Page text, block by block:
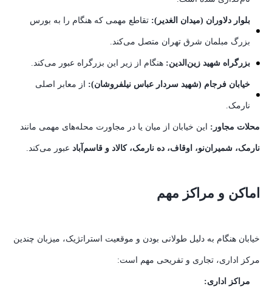
بلوار دلاوران (میدان الغدیر): تقاطع مهمی که هنگام را به بورس
بزرگ مبلمان شرق تهران متصل می‌کند.
بزرگراه شهید زین‌الدین: هنگام از زیر این بزرگراه عبور می‌کند.
خیابان فرجام (شهید سردار عباس نیلفروشان): از معابر اصلی
نارمک.
محلات مجاور: این خیابان از میان یا در مجاورت محله‌های مهمی مانند
نارمک، شمیران‌نو، اوقاف، ده نارمک، کالاد و قاسم‌آباد عبور می‌کند.
اماکن و مراکز مهم
خیابان هنگام به دلیل طولانی بودن و موقعیت استراتژیک، میزبان چندین
مرکز اداری، تجاری و تفریحی مهم است:
مراکز اداری: